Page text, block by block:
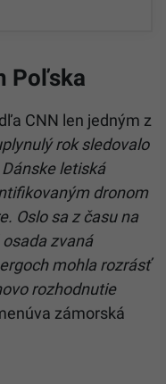
Poľska
CNN len jedným z
rok sledovalo
letiská
dronom
Oslo sa z času na
zvaná
mohla rozrásť
rozhodnutie
zámorská